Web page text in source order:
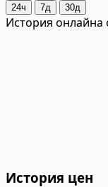
24ч 7д 30д
История онлайна
История цен